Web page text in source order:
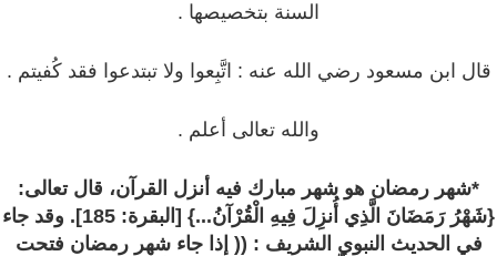
السنة بتخصيصها .
قال ابن مسعود رضي الله عنه : اتَّبِعوا ولا تبتدعوا فقد كُفيتم .
والله تعالى أعلم .
*شهر رمضان هو شهر مبارك فيه أنزل القرآن، قال تعالى:
{شَهْرُ رَمَضَانَ الَّذِي أُنزِلَ فِيهِ الْقُرْآنُ...} [البقرة: 185]. وقد جاء
في الحديث النبوي الشريف : (( إذا جاء شهر رمضان فتحت